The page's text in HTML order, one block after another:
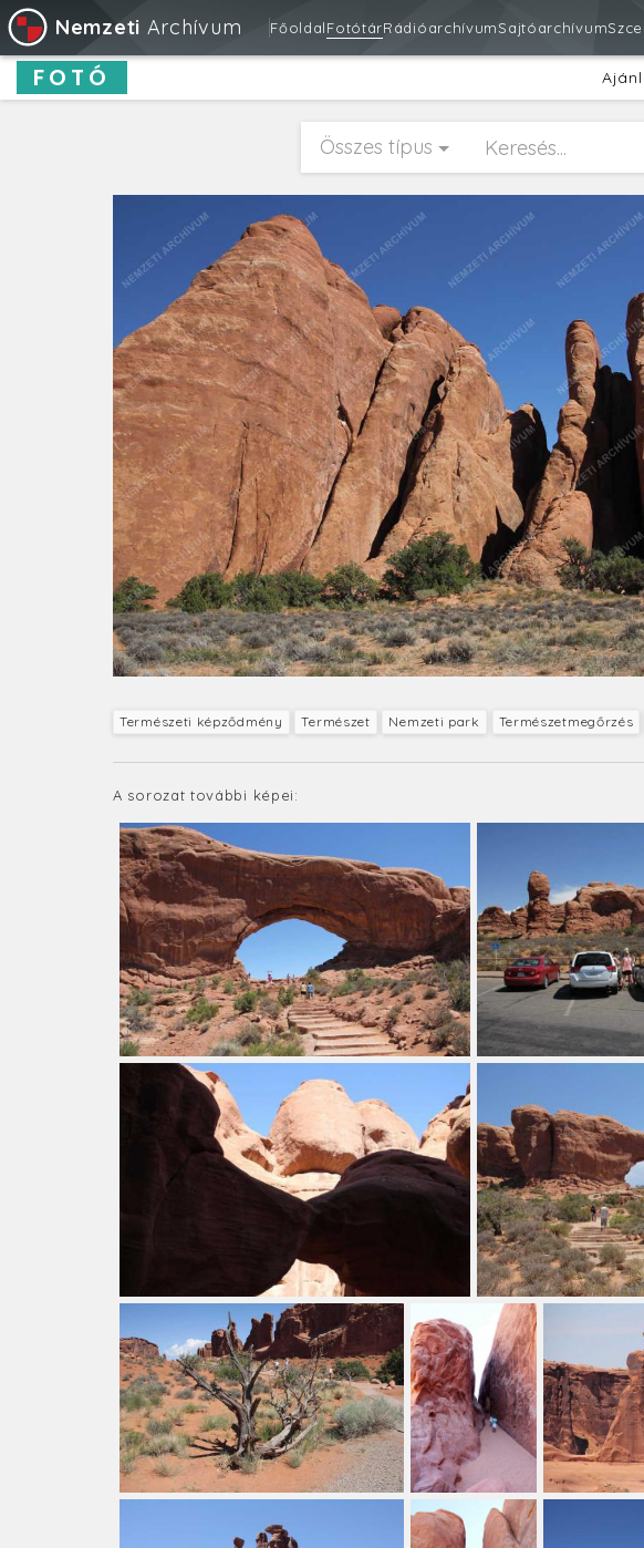
Nemzeti Archívum FőoldalFotótárRádióarchívumSajtóarchívum
FOTÓ
Összes típus
Természeti képződmény Természet Nemzeti park Természetmegőrzés
A sorozat további képei: